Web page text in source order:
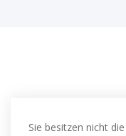
Sie besitzen nicht